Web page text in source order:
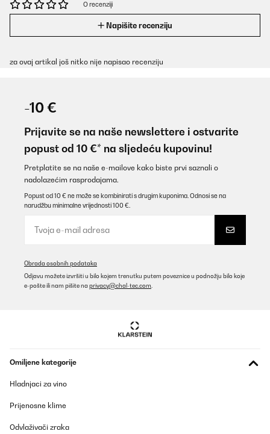
O recenziji
Napišite recenziju
za ovaj artikal još nitko nije napisao recenziju
-10 €
Prijavite se na naše newslettere i ostvarite
popust od 10 €* na sljedeću kupovinu!
Pretplatite se na naše e-mailove kako biste prvi saznali o
nadolazećim rasprodajama.
Popust od 10 € ne može se kombinirati s drugim kuponima. Odnosi se na
narudžbu minimalne vrijednosti 100 €.
Obrada osobnih podataka
Odjavu možete izvršiti u bilo kojem trenutku putem poveznice u podnožju bilo koje
e-pošte ili nam pišite na privacy@chal-tec.com
Omiljene kategorije
Hladnjaci za vino
Prijenosne klime
Odvlaživači zraka